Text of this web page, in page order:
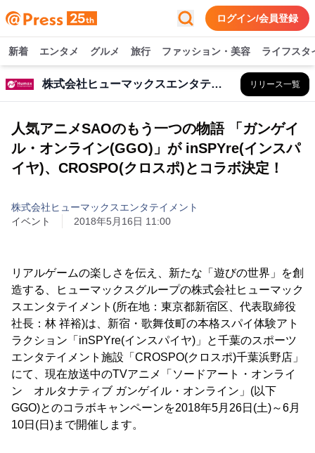
ログイン/会員登録
新着 エンタメ グルメ 旅行 ファッション・美容 ライフスタ
株式会社ヒューマックスエンタテイメント リリース一覧
人気アニメSAOのもう一つの物語 「ガンゲイ
ル・オンライン(GGO)」が inSPYre(インスパ
イヤ)、CROSPO(クロスポ)とコラボ決定！
株式会社ヒューマックスエンタテイメント
イベント
2018年5月16日 11:00
リアルゲームの楽しさを伝え、新たな「遊びの世界」を創
造する、ヒューマックスグループの株式会社ヒューマック
スエンタテイメント(所在地：東京都新宿区、代表取締役
社長：林 祥裕)は、新宿・歌舞伎町の本格スパイ体験アト
ラクション「inSPYre(インスパイヤ)」と千葉のスポーツ
エンタテイメント施設「CROSPO(クロスポ)千葉浜野店」
にて、現在放送中のTVアニメ「ソードアート・オンライ
ン オルタナティブ ガンゲイル・オンライン」(以下
GGO)とのコラボキャンペーンを2018年5月26日(土)～6月
10日(日)まで開催します。